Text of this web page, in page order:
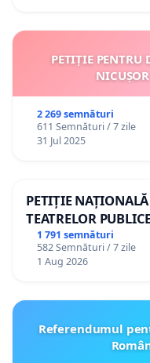
PETIȚIE PENTRU
2 269 semnături
611 Semnături / 7 zile
31 Jul 2025
PETIȚIE
TEATRELOR
ROMÂNIA
1 791 semnături
582 Semnături / 7 zile
1 Aug 2026
Referendumul